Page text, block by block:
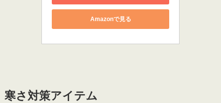
Amazonで見る
寒さ対策アイテム